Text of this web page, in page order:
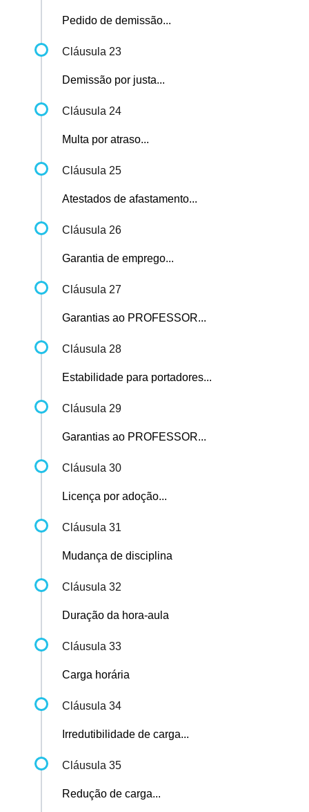
Pedido de demissão...
Cláusula 23
Demissão por justa...
Cláusula 24
Multa por atraso...
Cláusula 25
Atestados de afastamento...
Cláusula 26
Garantia de emprego...
Cláusula 27
Garantias ao PROFESSOR...
Cláusula 28
Estabilidade para portadores...
Cláusula 29
Garantias ao PROFESSOR...
Cláusula 30
Licença por adoção...
Cláusula 31
Mudança de disciplina
Cláusula 32
Duração da hora-aula
Cláusula 33
Carga horária
Cláusula 34
Irredutibilidade de carga...
Cláusula 35
Redução de carga...